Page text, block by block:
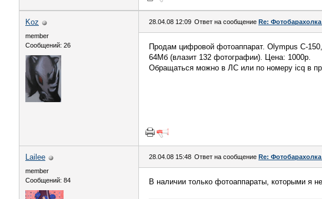
Koz
member
Сообщений: 26
28.04.08 12:09 Ответ на сообщение Re:
Продам цифровой фотоаппарат. Olympus C-
64Мб (влазит 132 фотографии). Цена: 1000р.
Обращаться можно в ЛС или по номеру icq в
Lailee
member
Сообщений: 84
28.04.08 15:48 Ответ на сообщение Re:
В наличии только фотоаппараты, которыми я